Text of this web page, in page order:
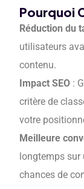
Pourquoi
Réduction du
utilisateurs
contenu.
Impact SEO :
critère de
votre
Meilleure
longtemps sur
chances de